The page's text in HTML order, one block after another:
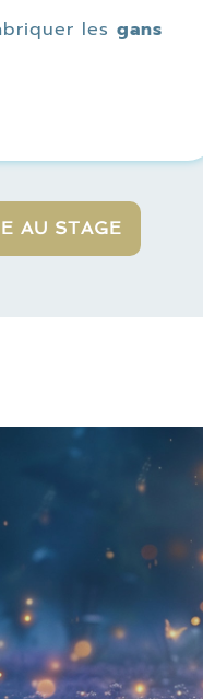
les gans
AU STAGE